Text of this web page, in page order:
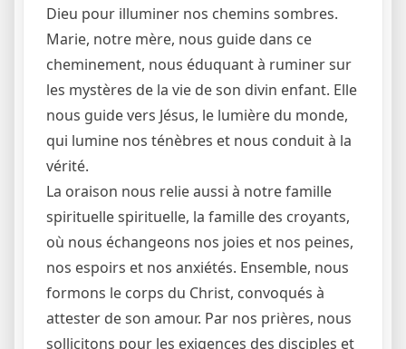
Dieu pour illuminer nos chemins sombres.
Marie, notre mère, nous guide dans ce
cheminement, nous éduquant à ruminer sur
les mystères de la vie de son divin enfant. Elle
nous guide vers Jésus, le lumière du monde,
qui lumine nos ténèbres et nous conduit à la
vérité.
La oraison nous relie aussi à notre famille
spirituelle spirituelle, la famille des croyants,
où nous échangeons nos joies et nos peines,
nos espoirs et nos anxiétés. Ensemble, nous
formons le corps du Christ, convoqués à
attester de son amour. Par nos prières, nous
sollicitons pour les exigences des disciples et